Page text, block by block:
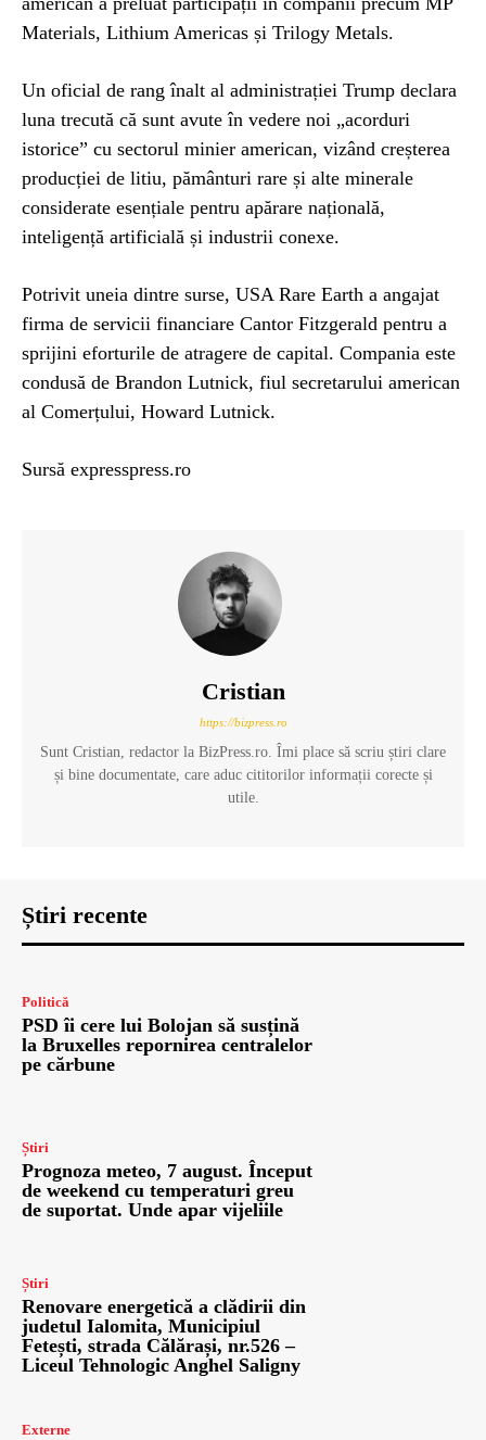
Materials, Lithium Americas și Trilogy Metals.
Un oficial de rang înalt al administrației Trump declara
luna trecută că sunt avute în vedere noi „acorduri
istorice” cu sectorul minier american, vizând creșterea
producției de litiu, pământuri rare și alte minerale
considerate esențiale pentru apărare națională,
inteligență artificială și industrii conexe.
Potrivit uneia dintre surse, USA Rare Earth a angajat
firma de servicii financiare Cantor Fitzgerald pentru a
sprijini eforturile de atragere de capital. Compania este
condusă de Brandon Lutnick, fiul secretarului american
al Comerțului, Howard Lutnick.
Sursă expresspress.ro
Cristian
https://bizpress.ro
Sunt Cristian, redactor la BizPress.ro. Îmi place să scriu știri clare
și bine documentate, care aduc cititorilor informații corecte și
utile.
Știri recente
Politică
PSD îi cere lui Bolojan să susțină
la Bruxelles repornirea centralelor
pe cărbune
Știri
Prognoza meteo, 7 august. Început
de weekend cu temperaturi greu
de suportat. Unde apar vijeliile
Știri
Renovare energetică a clădirii din
judetul Ialomita, Municipiul
Fetești, strada Călărași, nr.526 –
Liceul Tehnologic Anghel Saligny
Externe